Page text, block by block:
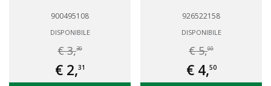
900495108
DISPONIBILE
€ 3,30
€ 2,31
926522158
DISPONIBILE
€ 5,00
€ 4,50